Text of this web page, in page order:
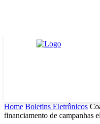
Home Boletins Eletrônicos
financiamento de campanhas